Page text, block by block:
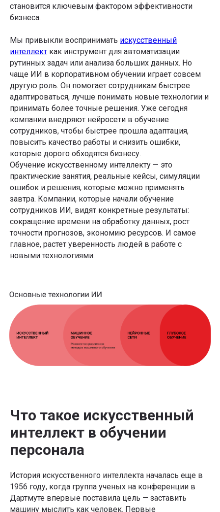
становится ключевым фактором эффективности
бизнеса.
Мы привыкли воспринимать искусственный
интеллект как инструмент для автоматизации
рутинных задач или анализа больших данных. Но
чаще ИИ в корпоративном обучении играет совсем
другую роль. Он помогает сотрудникам быстрее
адаптироваться, лучше понимать новые технологии и
принимать более точные решения. Уже сегодня
компании внедряют нейросети в обучение
сотрудников, чтобы быстрее прошла адаптация,
повысить качество работы и снизить ошибки,
которые дорого обходятся бизнесу.
Обучение искусственному интеллекту — это
практические занятия, реальные кейсы, симуляции
ошибок и решения, которые можно применять
завтра. Компании, которые начали обучение
сотрудников ИИ, видят конкретные результаты:
сокращение времени на обработку данных, рост
точности прогнозов, экономию ресурсов. И самое
главное, растет уверенность людей в работе с
новыми технологиями.
Что такое искусственный
интеллект в обучении
персонала
История искусственного интеллекта началась еще в
1956 году, когда группа ученых на конференции в
Дартмуте впервые поставила цель — заставить
машину мыслить как человек. Первые